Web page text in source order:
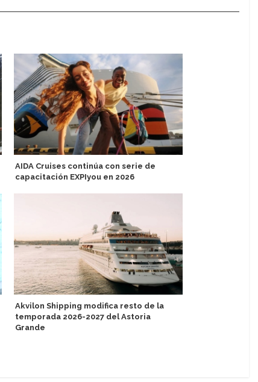
AIDA Cruises continúa con serie de
capacitación EXPIyou en 2026
Akvilon Shipping modifica resto de la
temporada 2026-2027 del Astoria
Grande